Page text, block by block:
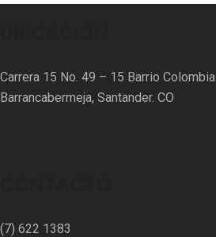
Carrera 15 No. 49 – 15 Barrio Colombia
Barrancabermeja, Santander. CO
(7) 622 1383